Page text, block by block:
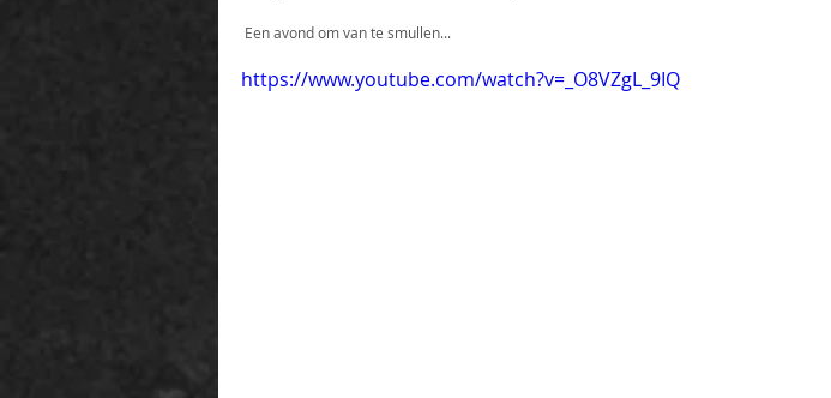
Een avond om van te smullen...
https://www.youtube.com/watch?v=_O8VZgL_9IQ